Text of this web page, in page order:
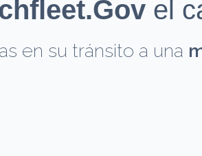
el
en su tránsito a una